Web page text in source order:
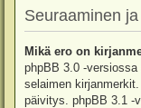
Seuraaminen
Mikä ero on
phpBB 3.0 -
selaimen
päivitys. phpBB 3.1 -